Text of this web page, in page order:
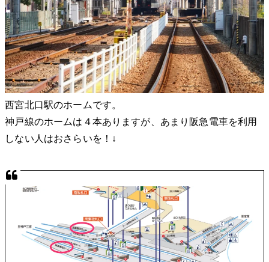
西宮北口駅のホームです。
神戸線のホームは４本ありますが、あまり阪急電車を利用
しない人はおさらいを！↓